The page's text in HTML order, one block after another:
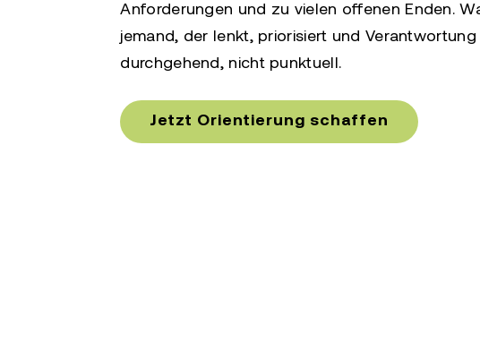
Anforderungen und zu vielen offenen Enden.
jemand, der lenkt, priorisiert und
durchgehend, nicht punktuell.
Jetzt Orientierung schaffen